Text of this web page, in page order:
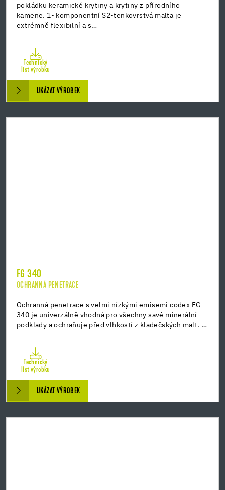
pokládku keramické krytiny a krytiny z přírodního
kamene. 1- komponentní S2-tenkovrstvá malta je
extrémně flexibilní a s…
Technický
list výrobku
UKÁZAT VÝROBEK
FG 340
OCHRANNÁ PENETRACE
Ochranná penetrace s velmi nízkými emisemi codex FG
340 je univerzálně vhodná pro všechny savé minerální
podklady a ochraňuje před vlhkostí z kladečských malt. …
Technický
list výrobku
UKÁZAT VÝROBEK